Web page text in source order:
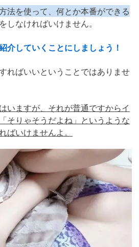
法を使って、何とか本番ができる
をしなければいけません。
介していくことにしましょう！
ればいいということではありませ
いますが、それが普通ですからイ
そりゃそうだよね」というような
ばいけませんよ。